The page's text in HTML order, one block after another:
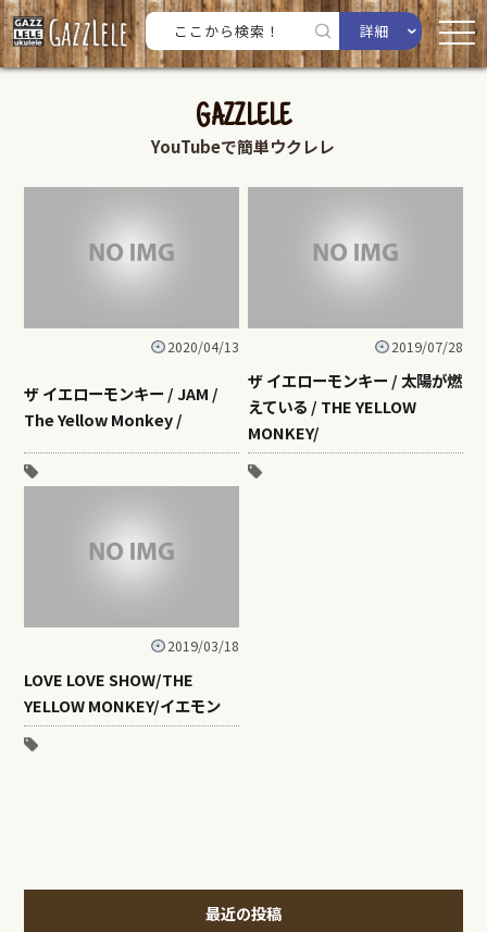
詳細
GAZZLELE
YouTubeで簡単ウクレレ
2020/04/13
ザ イエローモンキー / JAM /
The Yellow Monkey /
2019/07/28
ザ イエローモンキー / 太陽が燃
えている / THE YELLOW
MONKEY/
2019/03/18
LOVE LOVE SHOW/THE
YELLOW MONKEY/イエモン
最近の投稿